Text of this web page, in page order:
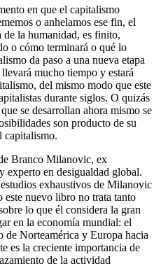
en que el capitalismo
o anhelamos ese fin, el
la humanidad, es finito,
o cómo terminará o qué lo
da paso a una nueva etapa
mucho tiempo y estará
del mismo modo que este
durante siglos. O quizás
se desarrollan ahora mismo se
son producto de su
capitalismo.
Branco Milanovic, ex
experto en desigualdad global.
exhaustivos de Milanovic
este nuevo libro no trata tanto
lo que él considera la gran
en la economía mundial: el
de Norteamérica y Europa hacia
es la creciente importancia de
de la actividad